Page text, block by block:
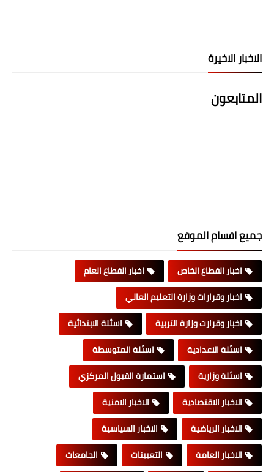
الاخبار الاخيرة
المتابعون
جميع اقسام الموقع
اخبار القطاع الخاص
اخبار القطاع العام
اخبار وقرارات وزارة التعليم العالي
اخبار وقرارت وزارة التربية
اسئلة الابتدائية
اسئلة الاعدادية
اسئلة المتوسطة
اسئلة وزارية
استمارة القبول المركزي
الاخبار الاقتصادية
الاخبار الامنية
الاخبار الرياضية
الاخبار السياسية
الاخبار العامة
التعيينات
الجامعات